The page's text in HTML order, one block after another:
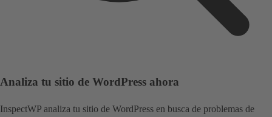
Analiza tu sitio de WordPress ahora
InspectWP analiza tu sitio de WordPress en busca de problemas de